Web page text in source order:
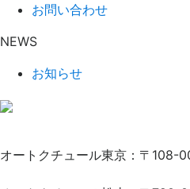
お問い合わせ
NEWS
お知らせ
オートクチュール東京：〒108-